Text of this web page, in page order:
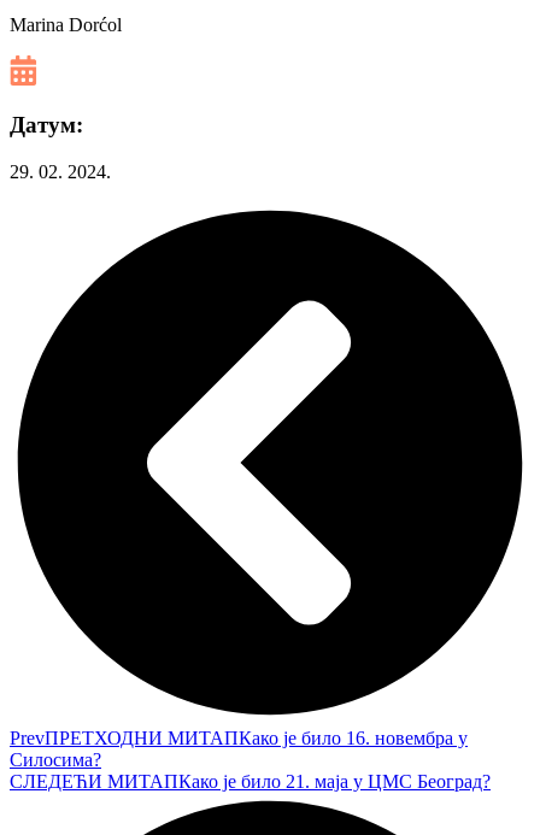
Marina Dorćol
Датум:
29. 02. 2024.
PrevПРЕТХОДНИ МИТАПКако је било 16. новембра у
Силосима?
СЛЕДЕЋИ МИТАПКако је било 21. маја у ЦМС Београд?